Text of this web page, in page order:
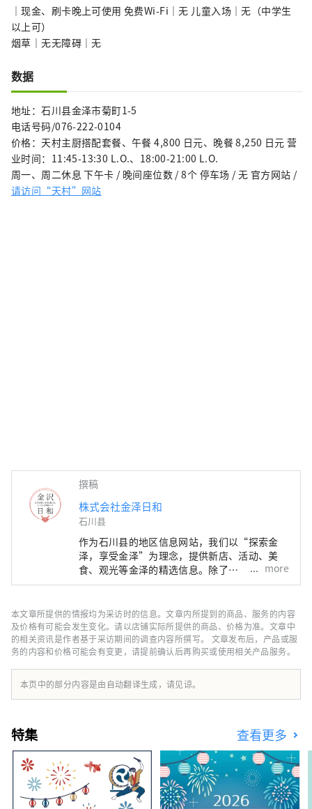
｜现金、刷卡晚上可使用 免费Wi-Fi｜无 儿童入场｜无（中学生
以上可）
烟草｜无无障碍｜无
数据
地址：石川县金泽市菊町1-5
电话号码/076-222-0104
价格：天村主厨搭配套餐、午餐 4,800 日元、晚餐 8,250 日元 营
业时间：11:45-13:30 L.O.、18:00-21:00 L.O.
周一、周二休息 下午卡 / 晚间座位数 / 8个 停车场 / 无 官方网站 /
请访问“天村”网站
撰稿
株式会社金泽日和
石川县
作为石川县的地区信息网站，我们以“探索金
泽，享受金泽”为理念，提供新店、活动、美
食、观光等金泽的精选信息。除了
“SmartNews”、“goo news”等日本国内媒
等海外媒体合作，向世界广泛传播石川县的魅
力。
more
本文章所提供的情报均为采访时的信息。文章内所提到的商品、服务的内容
及价格有可能会发生变化。请以店铺实际所提供的商品、价格为准。文章中
的相关资讯是作者基于采访期间的调查内容所撰写。 文章发布后，产品或服
务的内容和价格可能会有变更，请提前确认后再购买或使用相关产品服务。
本页中的部分内容是由自动翻译生成，请见谅。
特集 查看更多